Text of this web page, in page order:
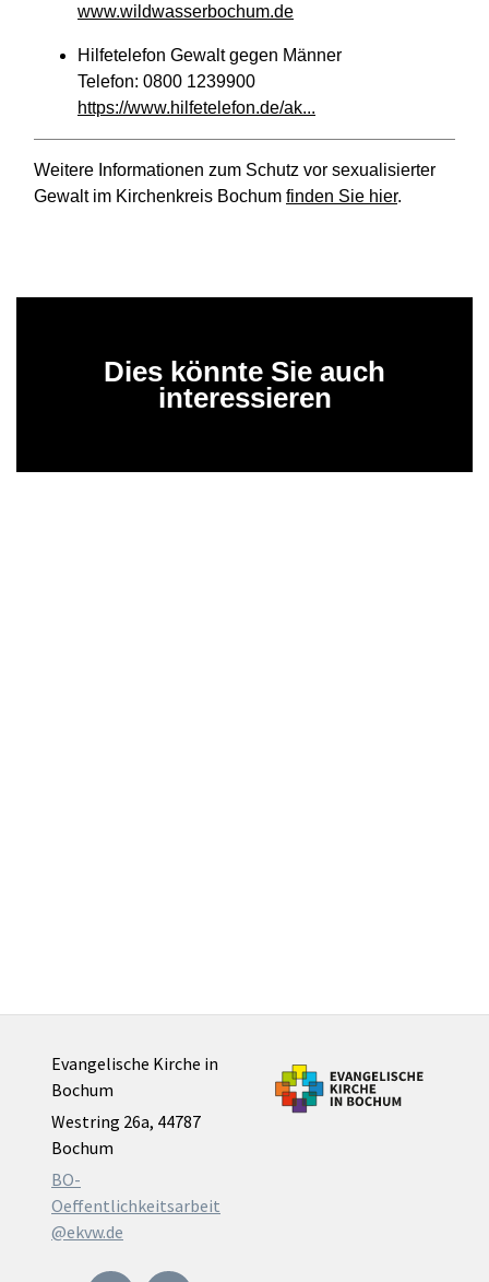
www.wildwasserbochum.de
Hilfetelefon Gewalt gegen Männer
Telefon: 0800 1239900
https://www.hilfetelefon.de/ak...
Weitere Informationen zum Schutz vor sexualisierter
Gewalt im Kirchenkreis Bochum finden Sie hier.
Dies könnte Sie auch
interessieren
Evangelische Kirche in
Bochum
Westring 26a, 44787
Bochum
BO-
Oeffentlichkeitsarbeit
@ekvw.de